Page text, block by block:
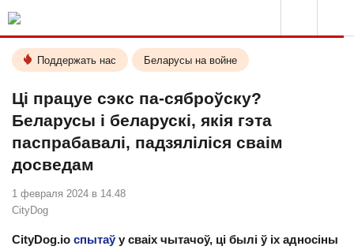
Поддержать нас Беларусы на войне
Ці працуе сэкс па-сяброўску?
Беларусы і беларускі, якія гэта
паспрабавалі, падзяліліся сваім
досведам
1 февраля 2024 в 14.48
CityDog
CityDog.io спытаў у сваіх чытачоў, ці былі ў іх адносіны